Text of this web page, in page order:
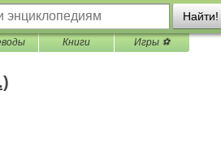
Найти!
Книги Игры ⚽